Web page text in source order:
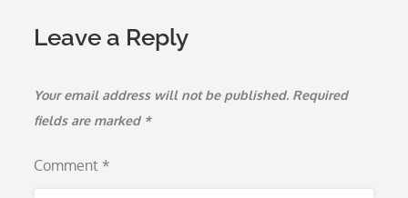
Leave a Reply
Your email address will not be published. Required
fields are marked *
Comment *